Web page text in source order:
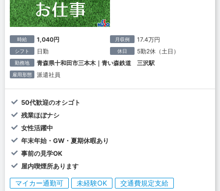
時給 1,040円 月収例 17.4万円
シフト 日勤 休日 5勤2休（土日）
勤務地 青森県十和田市三本木｜青い森鉄道 三沢駅
雇用形態 派遣社員
50代歓迎のオシゴト
残業ほぼナシ
女性活躍中
年末年始・GW・夏期休暇あり
事前の見学OK
屋内喫煙所あります
マイカー通勤可 未経験OK
交通費規定支給